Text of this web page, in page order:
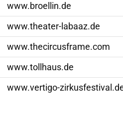
www.broellin.de
www.theater-labaaz.de
www.thecircusframe.com
www.tollhaus.de
www.vertigo-